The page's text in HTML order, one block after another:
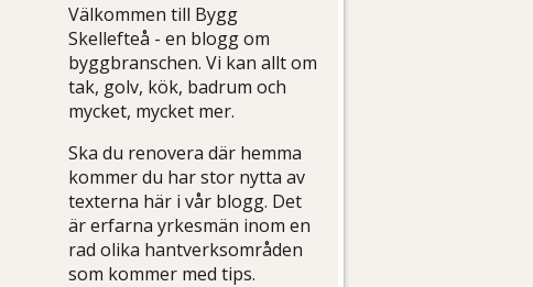
Välkommen till Bygg
Skellefteå - en blogg om
byggbranschen. Vi kan allt om
tak, golv, kök, badrum och
mycket, mycket mer.
Ska du renovera där hemma
kommer du har stor nytta av
texterna här i vår blogg. Det
är erfarna yrkesmän inom en
rad olika hantverksområden
som kommer med tips.